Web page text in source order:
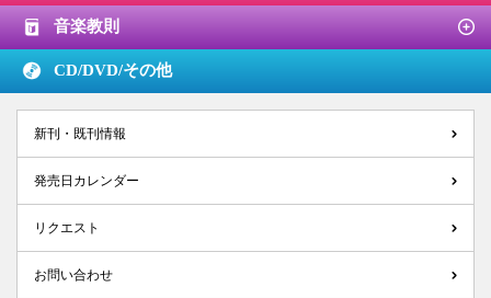
音楽教則
CD/DVD/その他
新刊・既刊情報
発売日カレンダー
リクエスト
お問い合わせ